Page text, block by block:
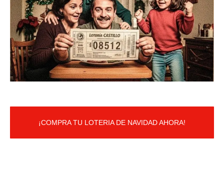
¡COMPRA TU LOTERIA DE NAVIDAD AHORA!